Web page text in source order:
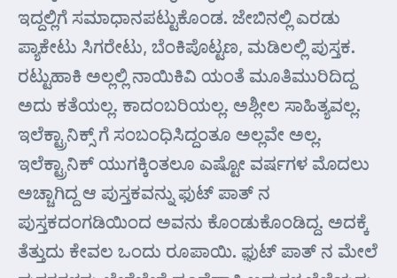
ಇದ್ದಲ್ಲಿಗೆ ಸಮಾಧಾನಪಟ್ಟುಕೊಂಡ. ಜೇಬಿನಲ್ಲಿ ಎರಡು
ಪ್ಯಾಕೇಟು ಸಿಗರೇಟು, ಬೆಂಕಿಪೊಟ್ಟಣ, ಮಡಿಲಲ್ಲಿ ಪುಸ್ತಕ.
ರಟ್ಟುಹಾಕಿ ಅಲ್ಲಲ್ಲಿ ನಾಯಿಕಿವಿ ಯಂತೆ ಮೂತಿಮುರಿದಿದ್ದ
ಅದು ಕತೆಯಲ್ಲ. ಕಾದಂಬರಿಯಲ್ಲ. ಅಶ್ಲೀಲ ಸಾಹಿತ್ಯವಲ್ಲ.
ಇಲೆಕ್ಟ್ರಾನಿಕ್ಸ್ ಗೆ ಸಂಬಂಧಿಸಿದ್ದಂತೂ ಅಲ್ಲವೇ ಅಲ್ಲ.
ಇಲೆಕ್ಟ್ರಾನಿಕ್ ಯುಗಕ್ಕಿಂತಲೂ ಎಷ್ಟೋ ವರ್ಷಗಳ ಮೊದಲು
ಅಚ್ಚಾಗಿದ್ದ ಆ ಪುಸ್ತಕವನ್ನು ಫುಟ್ ಪಾತ್ ನ
ಪುಸ್ತಕದಂಗಡಿಯಿಂದ ಅವನು ಕೊಂಡುಕೊಂಡಿದ್ದ. ಅದಕ್ಕೆ
ತೆತ್ತುದು ಕೇವಲ ಒಂದು ರೂಪಾಯಿ. ಫ಼ುಟ್ ಪಾತ್ ನ ಮೇಲೆ